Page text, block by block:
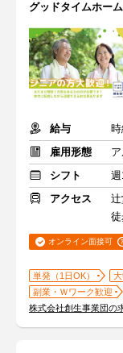
グッドタイムホー
給与
雇用形態
シフト
アクセス
辻
オンライン面接可
単発（1日OK）
副業・Ｗワーク歓迎
株式会社創生事業団の